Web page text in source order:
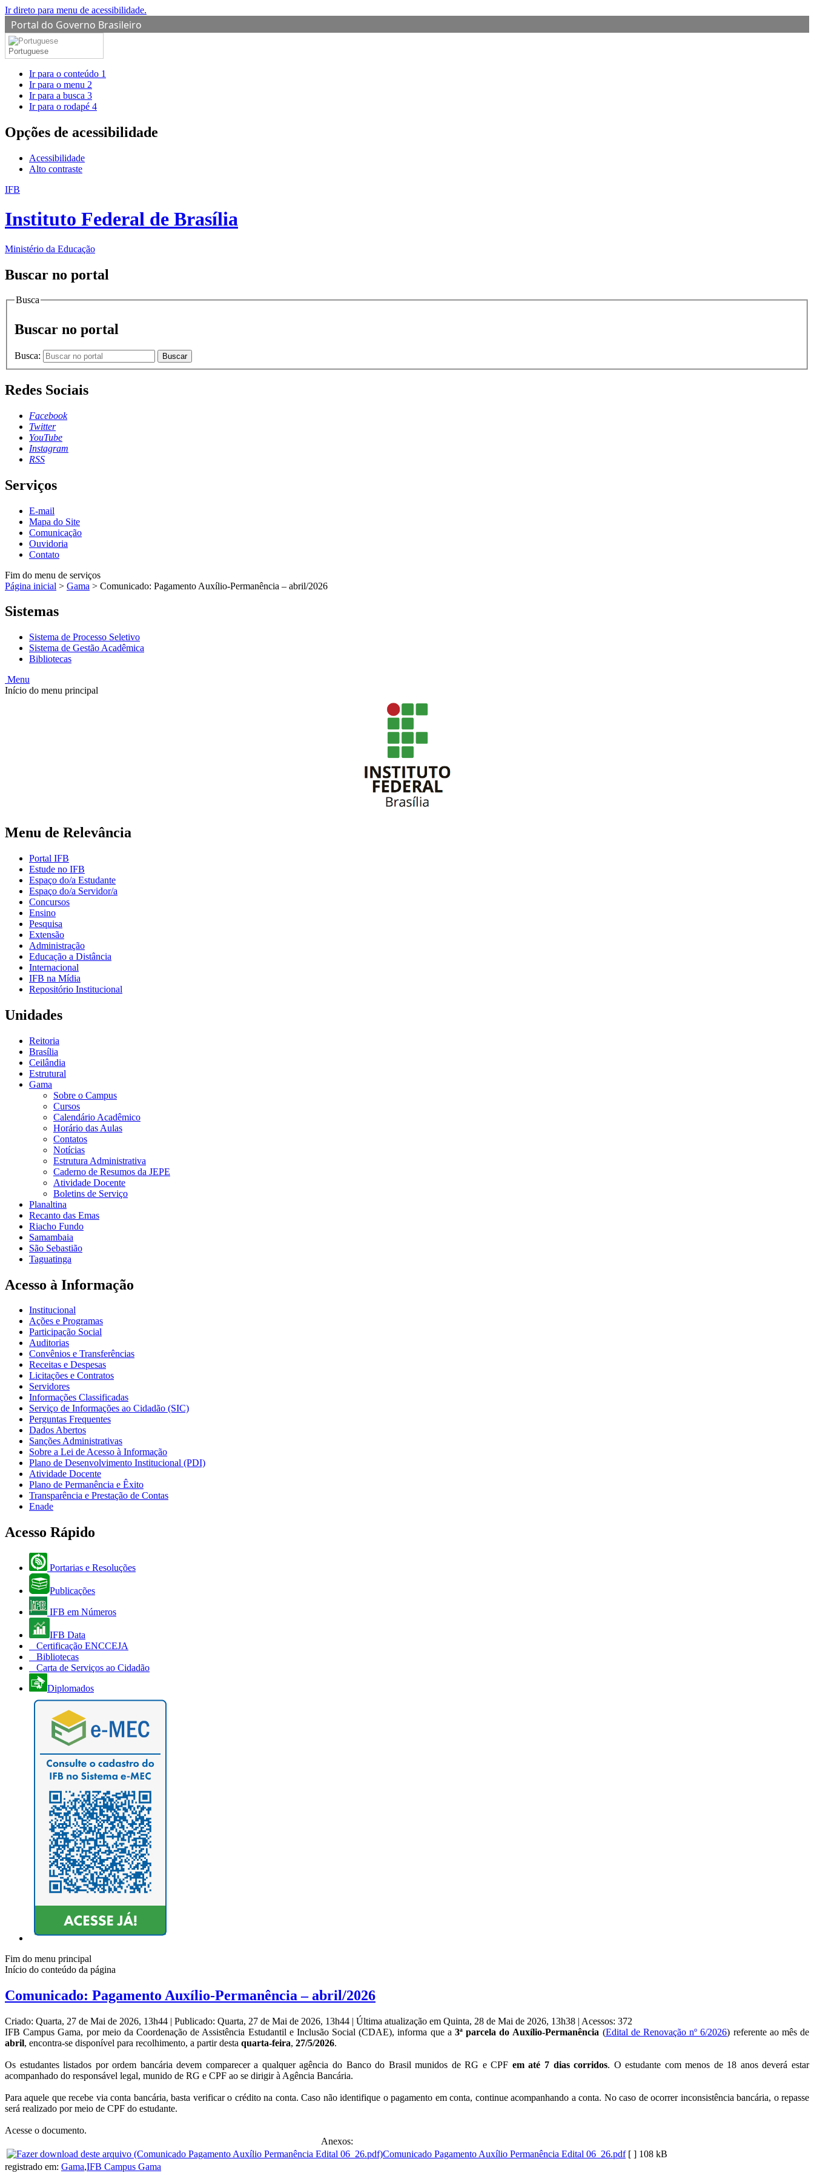
Ir direto para menu de acessibilidade.
Portal do Governo Brasileiro
Portuguese
Ir para o conteúdo 1
Ir para o menu 2
Ir para a busca 3
Ir para o rodapé 4
Opções de acessibilidade
Acessibilidade
Alto contraste
IFB
Instituto Federal de Brasília
Ministério da Educação
Buscar no portal
Busca
Buscar no portal
Busca: Buscar
Redes Sociais
Facebook
Twitter
YouTube
Instagram
RSS
Serviços
E-mail
Mapa do Site
Comunicação
Ouvidoria
Contato
Fim do menu de serviços
Página inicial > Gama > Comunicado: Pagamento Auxílio-Permanência – abril/2026
Sistemas
Sistema de Processo Seletivo
Sistema de Gestão Acadêmica
Bibliotecas
Menu
Início do menu principal
Menu de Relevância
Portal IFB
Estude no IFB
Espaço do/a Estudante
Espaço do/a Servidor/a
Concursos
Ensino
Pesquisa
Extensão
Administração
Educação a Distância
Internacional
IFB na Mídia
Repositório Institucional
Unidades
Reitoria
Brasília
Ceilândia
Estrutural
Gama
Sobre o Campus
Cursos
Calendário Acadêmico
Horário das Aulas
Contatos
Notícias
Estrutura Administrativa
Caderno de Resumos da JEPE
Atividade Docente
Boletins de Serviço
Planaltina
Recanto das Emas
Riacho Fundo
Samambaia
São Sebastião
Taguatinga
Acesso à Informação
Institucional
Ações e Programas
Participação Social
Auditorias
Convênios e Transferências
Receitas e Despesas
Licitações e Contratos
Servidores
Informações Classificadas
Serviço de Informações ao Cidadão (SIC)
Perguntas Frequentes
Dados Abertos
Sanções Administrativas
Sobre a Lei de Acesso à Informação
Plano de Desenvolvimento Institucional (PDI)
Atividade Docente
Plano de Permanência e Êxito
Transparência e Prestação de Contas
Enade
Acesso Rápido
Portarias e Resoluções
Publicações
IFB em Números
IFB Data
Certificação ENCCEJA
Bibliotecas
Carta de Serviços ao Cidadão
Diplomados
Fim do menu principal
Início do conteúdo da página
Comunicado: Pagamento Auxílio-Permanência – abril/2026
Criado: Quarta, 27 de Mai de 2026, 13h44 | Publicado: Quarta, 27 de Mai de 2026, 13h44 | Última atualização em Quinta, 28 de Mai de 2026, 13h38 | Acessos: 372
IFB Campus Gama, por meio da Coordenação de Assistência Estudantil e Inclusão Social (CDAE), informa que a 3ª parcela do Auxílio-Permanência (Edital de Renovação nº 6/2026) referente ao mês de
abril, encontra-se disponível para recolhimento, a partir desta quarta-feira, 27/5/2026.
Os estudantes listados por ordem bancária devem comparecer a qualquer agência do Banco do Brasil munidos de RG e CPF em até 7 dias corridos. O estudante com menos de 18 anos deverá estar
acompanhado do responsável legal, munido de RG e CPF ao se dirigir à Agência Bancária.
Para aquele que recebe via conta bancária, basta verificar o crédito na conta. Caso não identifique o pagamento em conta, continue acompanhando a conta. No caso de ocorrer inconsistência bancária, o repasse
será realizado por meio de CPF do estudante.
Acesse o documento.
Anexos:
Comunicado Pagamento Auxílio Permanência Edital 06_26.pdf [ ] 108 kB
registrado em: Gama,IFB Campus Gama